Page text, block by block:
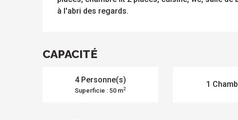
les
activités
à l'abri des regards.
CAPACITÉ
4 Personne(s)
Superficie : 50 m2 1